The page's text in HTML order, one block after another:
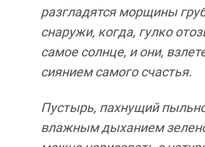
разгладятся морщины
снаружи, когда, гулко
самое солнце, и они,
сиянием самого счастья.
Пустырь, пахнущий
влажным дыханием